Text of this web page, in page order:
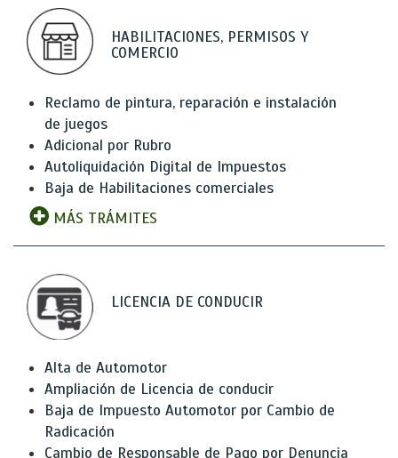
HABILITACIONES, PERMISOS Y
COMERCIO
Reclamo de pintura, reparación e instalación
de juegos
Adicional por Rubro
Autoliquidación Digital de Impuestos
Baja de Habilitaciones comerciales
MÁS TRÁMITES
LICENCIA DE CONDUCIR
Alta de Automotor
Ampliación de Licencia de conducir
Baja de Impuesto Automotor por Cambio de
Radicación
Cambio de Responsable de Pago por Denuncia